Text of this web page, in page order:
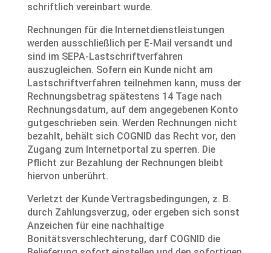
schriftlich vereinbart wurde.
Rechnungen für die Internetdienstleistungen
werden ausschließlich per E-Mail versandt und
sind im SEPA-Lastschriftverfahren
auszugleichen. Sofern ein Kunde nicht am
Lastschriftverfahren teilnehmen kann, muss der
Rechnungsbetrag spätestens 14 Tage nach
Rechnungsdatum, auf dem angegebenen Konto
gutgeschrieben sein. Werden Rechnungen nicht
bezahlt, behält sich COGNID das Recht vor, den
Zugang zum Internetportal zu sperren. Die
Pflicht zur Bezahlung der Rechnungen bleibt
hiervon unberührt.
Verletzt der Kunde Vertragsbedingungen, z. B.
durch Zahlungsverzug, oder ergeben sich sonst
Anzeichen für eine nachhaltige
Bonitätsverschlechterung, darf COGNID die